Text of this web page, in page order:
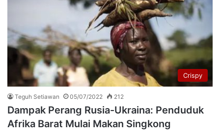
Crispy
Teguh Setiawan 05/07/2022 212
Dampak Perang Rusia-Ukraina: Penduduk
Afrika Barat Mulai Makan Singkong